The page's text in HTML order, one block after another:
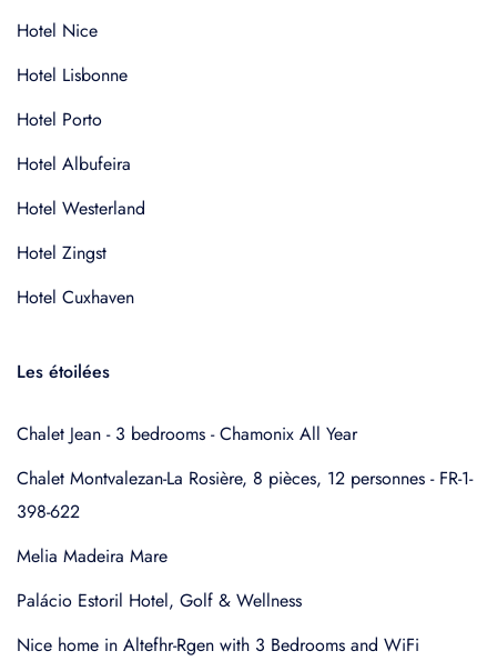
Hotel Nice
Hotel Lisbonne
Hotel Porto
Hotel Albufeira
Hotel Westerland
Hotel Zingst
Hotel Cuxhaven
Les étoilées
Chalet Jean - 3 bedrooms - Chamonix All Year
Chalet Montvalezan-La Rosière, 8 pièces, 12 personnes - FR-1-
398-622
Melia Madeira Mare
Palácio Estoril Hotel, Golf & Wellness
Nice home in Altefhr-Rgen with 3 Bedrooms and WiFi